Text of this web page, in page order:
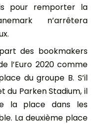
pour remporter la
n’arrêtera
des bookmakers
l’Euro 2020 comme
du groupe B. S’il
du Parken Stadium, il
la place dans les
La deuxième place